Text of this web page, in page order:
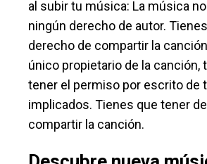
al subir tu música: La música
ningún derecho de autor.
derecho de compartir la
único propietario de la canción,
tener el permiso por escrito de
implicados. Tienes que tener
compartir la canción.